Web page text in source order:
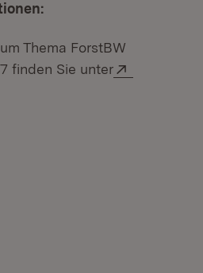
Thema ForstBW
finden Sie unter